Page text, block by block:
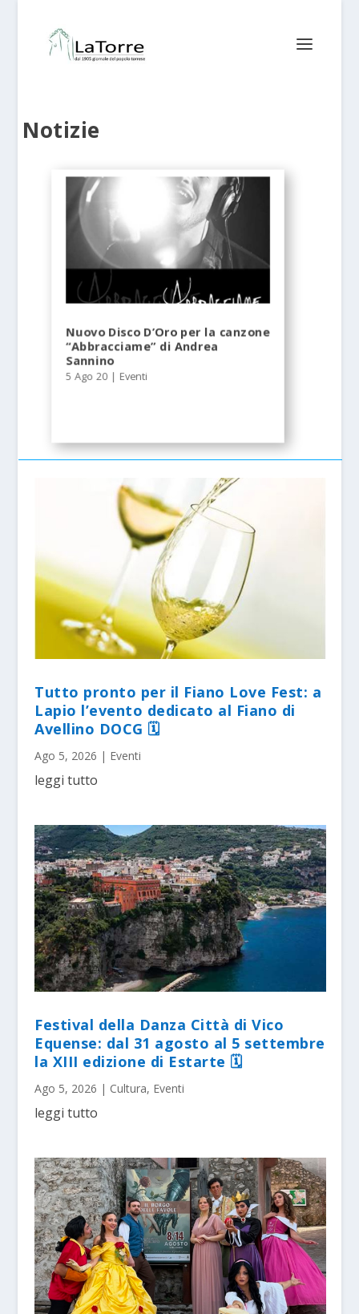
Notizie
Nuovo Disco D’Oro per la canzone
“Abbracciame” di Andrea
Sannino
5 Ago 20 | Eventi
Tutto pronto per il Fiano Love Fest: a
Lapio l’evento dedicato al Fiano di
Avellino DOCG 🗓
Ago 5, 2026 | Eventi
leggi tutto
Festival della Danza Città di Vico
Equense: dal 31 agosto al 5 settembre
la XIII edizione di Estarte 🗓
Ago 5, 2026 | Cultura, Eventi
leggi tutto